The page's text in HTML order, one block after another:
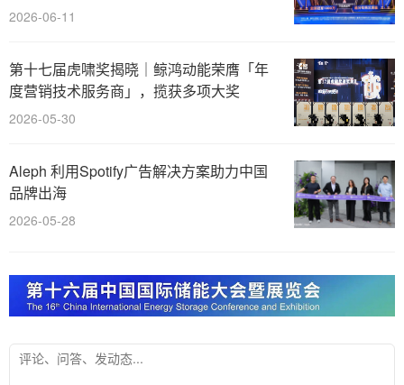
2026-06-11
第十七届虎啸奖揭晓｜鲸鸿动能荣膺「年
度营销技术服务商」，揽获多项大奖
2026-05-30
Aleph 利用Spotify广告解决方案助力中国
品牌出海
2026-05-28